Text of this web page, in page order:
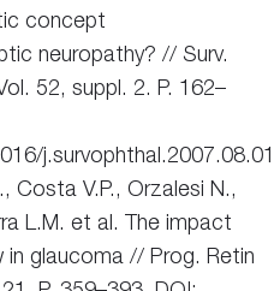
concept
neuropathy? // Surv.
52, suppl. 2. P. 162–
Costa V.P., Orzalesi N.,
L.M. et al. The impact
glaucoma // Prog. Retin